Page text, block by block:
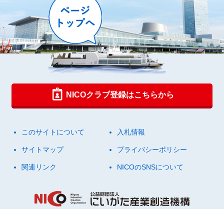
NICOクラブ登録はこちらから
このサイトについて 入札情報
サイトマップ プライバシーポリシー
関連リンク NICOのSNSについて